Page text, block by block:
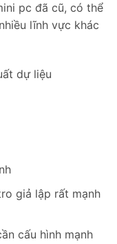
pc đã cũ, có thể
lĩnh vực khác
dự liệu
giả lập rất mạnh
cấu hình mạnh